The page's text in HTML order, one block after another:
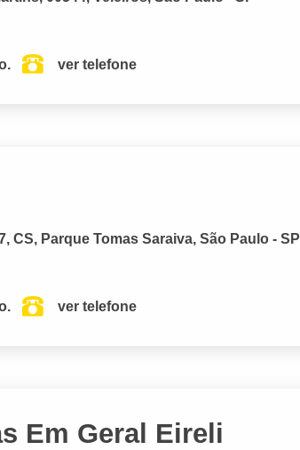
ver telefone
CS, Parque Tomas Saraiva, São Paulo - SP
ver telefone
Em Geral Eireli